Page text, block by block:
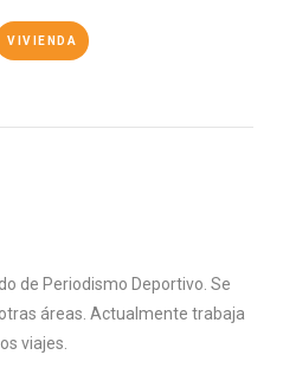
VIVIENDA
de Periodismo Deportivo. Se
áreas. Actualmente trabaja
viajes.